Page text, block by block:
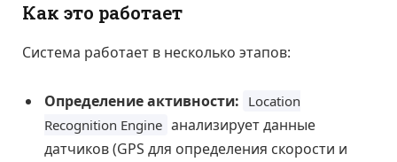
Как это работает
Система работает в несколько этапов:
Определение активности: Location
Recognition Engine анализирует данные
датчиков (GPS для определения скорости и